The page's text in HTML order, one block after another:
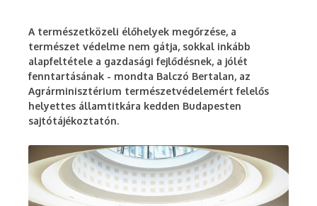
A természetközeli élőhelyek megőrzése, a
természet védelme nem gátja, sokkal inkább
alapfeltétele a gazdasági fejlődésnek, a jólét
fenntartásának - mondta Balczó Bertalan, az
Agrárminisztérium természetvédelemért felelős
helyettes államtitkára kedden Budapesten
sajtótájékoztatón.